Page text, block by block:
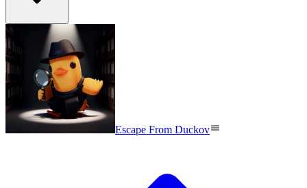
Escape From Duckov